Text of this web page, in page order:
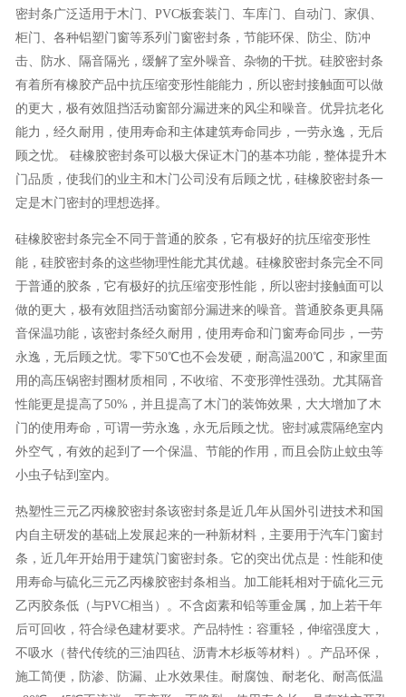
密封条广泛适用于木门、PVC板套装门、车库门、自动门、家俱、
柜门、各种铝塑门窗等系列门窗密封条，节能环保、防尘、防冲
击、防水、隔音隔光，缓解了室外噪音、杂物的干扰。硅胶密封条
有着所有橡胶产品中抗压缩变形性能能力，所以密封接触面可以做
的更大，极有效阻挡活动窗部分漏进来的风尘和噪音。优异抗老化
能力，经久耐用，使用寿命和主体建筑寿命同步，一劳永逸，无后
顾之忧。 硅橡胶密封条可以极大保证木门的基本功能，整体提升木
门品质，使我们的业主和木门公司没有后顾之忧，硅橡胶密封条一
定是木门密封的理想选择。
硅橡胶密封条完全不同于普通的胶条，它有极好的抗压缩变形性
能，硅胶密封条的这些物理性能尤其优越。硅橡胶密封条完全不同
于普通的胶条，它有极好的抗压缩变形性能，所以密封接触面可以
做的更大，极有效阻挡活动窗部分漏进来的噪音。普通胶条更具隔
音保温功能，该密封条经久耐用，使用寿命和门窗寿命同步，一劳
永逸，无后顾之忧。零下50℃也不会发硬，耐高温200℃，和家里面
用的高压锅密封圈材质相同，不收缩、不变形弹性强劲。尤其隔音
性能更是提高了50%，并且提高了木门的装饰效果，大大增加了木
门的使用寿命，可谓一劳永逸，永无后顾之忧。密封减震隔绝室内
外空气，有效的起到了一个保温、节能的作用，而且会防止蚊虫等
小虫子钻到室内。
热塑性三元乙丙橡胶密封条该密封条是近几年从国外引进技术和国
内自主研发的基础上发展起来的一种新材料，主要用于汽车门窗封
条，近几年开始用于建筑门窗密封条。它的突出优点是：性能和使
用寿命与硫化三元乙丙橡胶密封条相当。加工能耗相对于硫化三元
乙丙胶条低（与PVC相当）。不含卤素和铅等重金属，加上若干年
后可回收，符合绿色建材要求。产品特性：容重轻，伸缩强度大，
不吸水（替代传统的三油四毡、沥青木杉板等材料）。产品环保，
施工简便，防渗、防漏、止水效果佳。耐腐蚀、耐老化、耐高低温